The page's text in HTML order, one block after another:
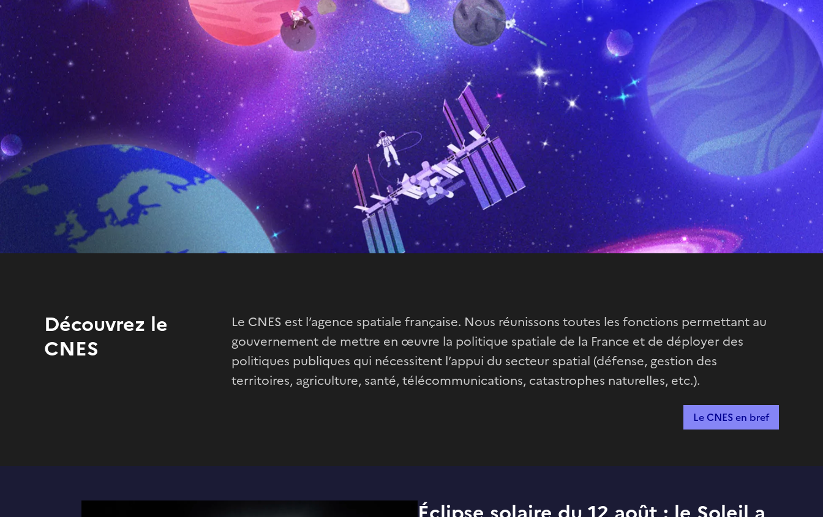
Découvrez le
CNES
Le CNES est l’agence spatiale française. Nous réunissons toutes les fonctions permettant au
gouvernement de mettre en œuvre la politique spatiale de la France et de déployer des
politiques publiques qui nécessitent l’appui du secteur spatial (défense, gestion des
territoires, agriculture, santé, télécommunications, catastrophes naturelles, etc.).
Le CNES en bref